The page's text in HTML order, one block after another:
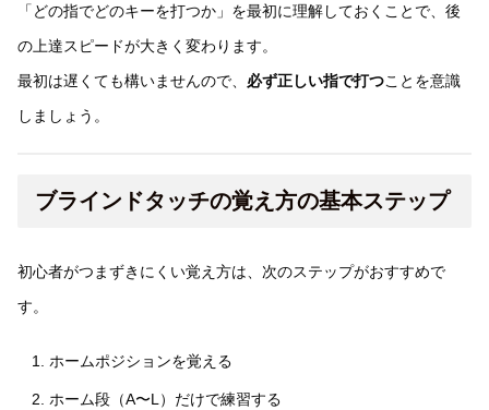
「どの指でどのキーを打つか」を最初に理解しておくことで、後
の上達スピードが大きく変わります。
最初は遅くても構いませんので、 必ず正しい指で打つことを意識
しましょう。
ブラインドタッチの覚え方の基本ステップ
初心者がつまずきにくい覚え方は、次のステップがおすすめで
す。
ホームポジションを覚える
ホーム段（A〜L）だけで練習する